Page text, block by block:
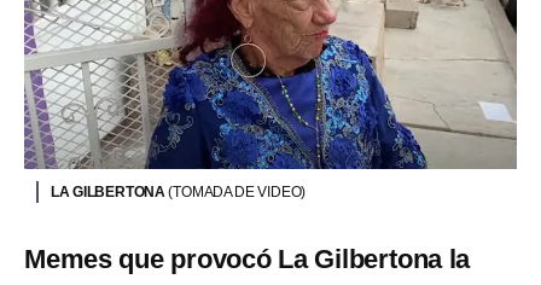
LA GILBERTONA(TOMADA DE VIDEO)
Memes que provocó La Gilbertona la